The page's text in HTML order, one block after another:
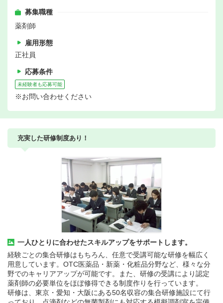
募集職種
薬剤師
雇用形態
正社員
応募条件
未経験者も応募可能
※お問い合わせください
充実した研修制度あり！
一人ひとりに合わせたスキルアップをサポートします。
経験ごとの集合研修はもちろん、任意で受講可能な研修を幅広く
用意しています。OTC医薬品・新薬・化粧品分野など、様々な分
野でのキャリアアップが可能です。また、研修の受講により認定
薬剤師の必要単位をほぼ修得できる制度作りを行っています。
研修は、東京・愛知・大阪にある50名収容の集合研修施設にて行